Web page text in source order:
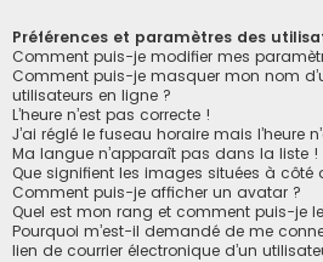
Préférences et paramètres des
Comment puis-je modifier mes
Comment puis-je masquer mon nom
utilisateurs en ligne ?
L’heure n’est pas correcte !
J’ai réglé le fuseau horaire mais l’heure
Ma langue n’apparaît pas dans la liste !
Que signifient les images situées à côté
Comment puis-je afficher un avatar ?
Quel est mon rang et comment puis-je
Pourquoi m’est-il demandé de me
lien de courrier électronique d’un